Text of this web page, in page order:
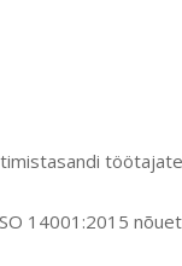
14001:2015